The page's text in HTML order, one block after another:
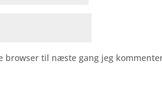
browser til næste gang jeg